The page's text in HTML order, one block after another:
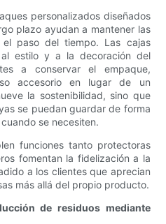
personalizados diseñados
plazo ayudan a mantener las
paso del tiempo. Las cajas
estilo y a la decoración del
a conservar el empaque,
accesorio en lugar de un
la sostenibilidad, sino que
se puedan guardar de forma
se necesiten.
funciones tanto protectoras
fomentan la fidelización a la
a los clientes que aprecian
más allá del propio producto.
de residuos mediante